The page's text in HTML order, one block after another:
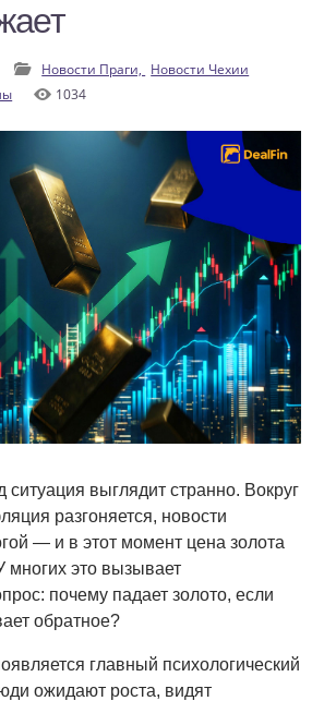
Новости Праги, Новости Чехии
1034
ситуация выглядит странно. Вокруг
разгоняется, новости
— и в этот момент цена золота
многих это вызывает
почему падает золото, если
обратное?
главный психологический
ожидают роста, видят